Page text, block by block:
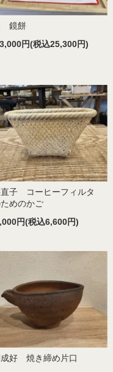
鏡餅
円(税込25,300円)
子 コーヒーフィルタ
めのかご
円(税込6,600円)
好 焼き締め片口